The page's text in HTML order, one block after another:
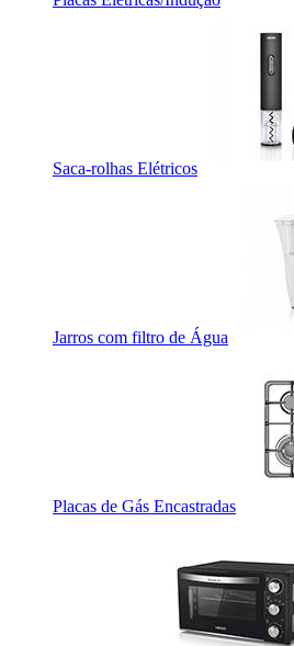
Saca-rolhas Elétricos
Jarros com filtro de Água
Placas de Gás Encastradas